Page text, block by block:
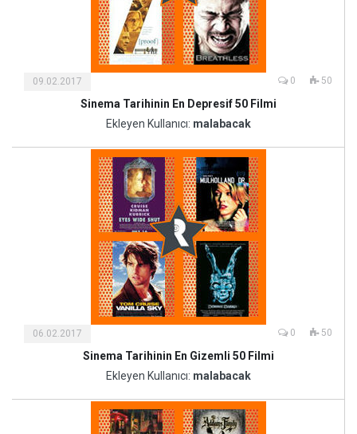
09.02.2017 0 50
Sinema Tarihinin En Depresif 50 Filmi
Ekleyen Kullanıcı: malabacak
06.02.2017 0 50
Sinema Tarihinin En Gizemli 50 Filmi
Ekleyen Kullanıcı: malabacak